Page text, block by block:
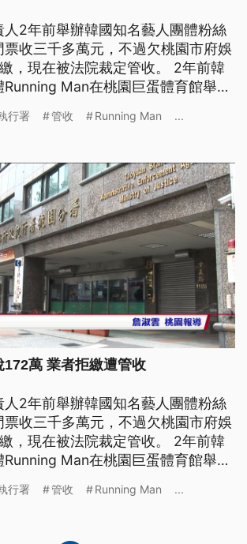
2年前舉辦韓國知名藝人團體粉絲
票收三千多萬元，不過欠桃園市府娛
現在被法院裁定管收。 2年前韓
Man在桃園巨蛋體育館舉辦
，加上利息，一共198萬多元，被
為負責人隱匿金流，還藉故想落
行署 管收 Running Man ...
萬 業者拒繳遭管收
2年前舉辦韓國知名藝人團體粉絲
票收三千多萬元，不過欠桃園市府娛
現在被法院裁定管收。 2年前韓
Man在桃園巨蛋體育館舉辦
，加上利息，一共198萬多元，被
行署 管收 Running Man ...